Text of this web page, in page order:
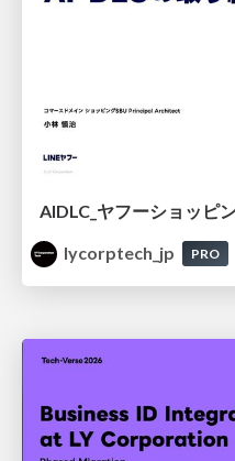
AIDLC_ヤフーショッピ
lycorptech_jp
PRO